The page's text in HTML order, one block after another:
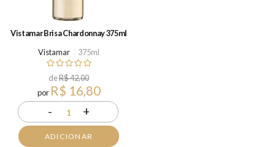
Vistamar Brisa Chardonnay 375ml
Vistamar
375ml
deR$ 42,00
por R$ 16,80
- 1 +
ADICIONAR